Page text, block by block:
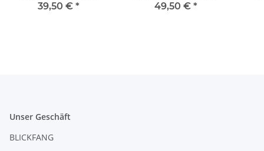
39,50 € *
49,50 € *
Unser Geschäft
BLICKFANG